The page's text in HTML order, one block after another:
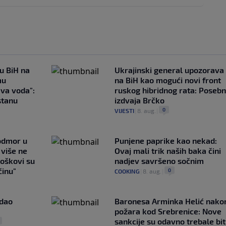
BiH na
voda":
Ukrajinski general upozorava
na BiH kao mogući novi front
ruskog hibridnog rata:
izdvaja Brčko
VIJESTI| 8. aug. 0
u
ne
su
Punjene paprike kao nekad:
Ovaj mali trik naših baka čini
nadjev savršeno sočnim
COOKING 8. aug. 0
Baronesa Arminka Helić
požara kod Srebrenice: Nove
sankcije su odavno trebale